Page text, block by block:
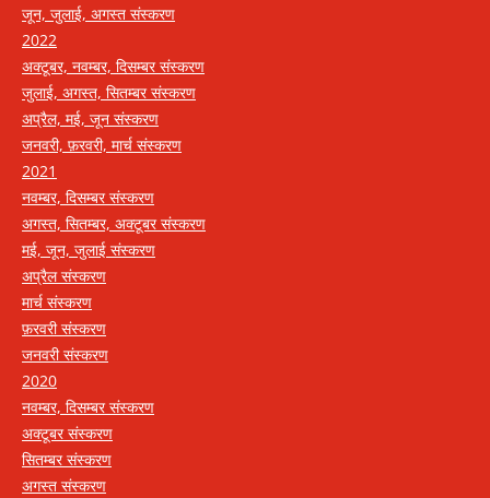
जून, जुलाई, अगस्त संस्करण
2022
अक्टूबर, नवम्बर, दिसम्बर संस्करण
जुलाई, अगस्त, सितम्बर संस्करण
अप्रैल, मई, जून संस्करण
जनवरी, फ़रवरी, मार्च संस्करण
2021
नवम्बर, दिसम्बर संस्करण
अगस्त, सितम्बर, अक्टूबर संस्करण
मई, जून, जुलाई संस्करण
अप्रैल संस्करण
मार्च संस्करण
फ़रवरी संस्करण
जनवरी संस्करण
2020
नवम्बर, दिसम्बर संस्करण
अक्टूबर संस्करण
सितम्बर संस्करण
अगस्त संस्करण